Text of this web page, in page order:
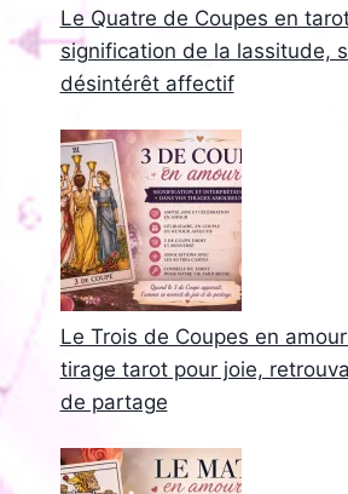
RENAISSANCE
ÉMOTIONNELLE
ET
SIGNIFICATION
?
Le Quatre de Coupes en
signification de la lassitude,
désintérêt affectif
Le Trois de Coupes en
tirage tarot pour joie,
de partage